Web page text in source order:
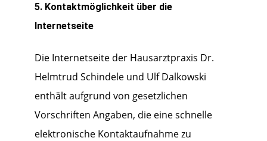
5. Kontaktmöglichkeit über die
Internetseite
Die Internetseite der Hausarztpraxis Dr.
Helmtrud Schindele und Ulf Dalkowski
enthält aufgrund von gesetzlichen
Vorschriften Angaben, die eine schnelle
elektronische Kontaktaufnahme zu